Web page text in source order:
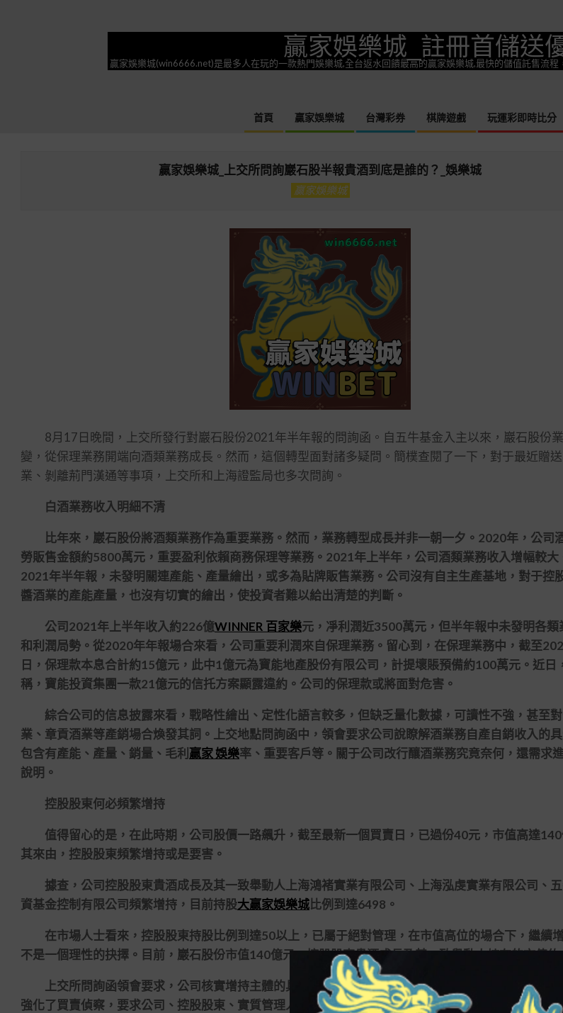
贏家娛樂城_註冊首儲送
贏家娛樂城(win6666.net)是最多人在玩的一款熱門娛樂城,全台返水回饋最高的贏家娛樂城,最快的儲值託售流
Primary
首頁 贏家娛樂城 台灣彩券 棋牌遊戲 玩運彩即時比分
贏家娛樂城_上交所問詢巖石股半報貴酒到底是誰的？_娛樂城
贏家娛樂城
8月17日晚間，上交所發行對巖石股份2021年半年報的問詢函。自五牛基金入主以來，巖石股份
變，從保理業務開端向酒類業務成長。然而，這個轉型面對諸多疑問。簡樸查閱了一下，對于最近贈
業、剝離荊門漢通等事項，上交所和上海證監局也多次問詢。
白酒業務收入明細不清
比年來，巖石股份將酒類業務作為重要業務。然而，業務轉型成長并非一朝一夕。2020年，公司
勞販售金額約5800萬元，重要盈利依賴商務保理等業務。2021年上半年，公司酒類業務收入增幅較大
2021年半年報，未發明關連產能、產量繪出，或多為貼牌販售業務。公司沒有自主生產基地，對于控
醬酒業的產能產量，也沒有切實的繪出，使投資者難以給出清楚的判斷。
公司2021年上半年收入約226億WINNER 百家樂元，凈利潤近3500萬元，但半年報中未發明各類
和利潤局勢。從2020年年報場合來看，公司重要利潤來自保理業務。留心到，在保理業務中，截至
日，保理款本息合計約15億元，此中1億元為寶能地產股份有限公司，計提壞賬預備約100萬元。近日
稱，寶能投資集團一款21億元的信托方案顯露違約。公司的保理款或將面對危害。
綜合公司的信息披露來看，戰略性繪出、定性化語言較多，但缺乏量化數據，可讀性不強，甚至
業、章貢酒業等產銷場合煥發其詞。上交地點問詢函中，領會要求公司說瞭解酒業務自產自銷收入的具
包含有產能、產量、銷量、毛利 贏家 娛樂率、重要客戶等。關于公司改行釀酒業務究竟奈何，還需求
說明。
控股股東何必頻繁增持
值得留心的是，在此時期，公司股價一路飆升，截至最新一個買賣日，已過份40元，市值高達
其來由，控股股東頻繁增持或是要害。
據查，公司控股股東貴酒成長及其一致舉動人上海鴻褚實業有限公司、上海泓虔實業有限公司、
資基金控制有限公司頻繁增持，目前持股大贏家娛樂城比例到達6498。
在市場人士看來，控股股東持股比例到達50以上，已屬于絕對管理，在市值高位的場合下，繼續增
不是一個理性的抉擇。目前，巖石股份市值140億元，控股股東貴酒成長及其一致舉動人持有的市值
上交所問詢函領會要求，公司核實增持主體的具體地位，關連一致舉動人是否存在兜底規劃。另有
強化了買賣偵察，要求公司、控股股東、實質管理人及關聯方核對買賣公司股票場合，說明是否存在